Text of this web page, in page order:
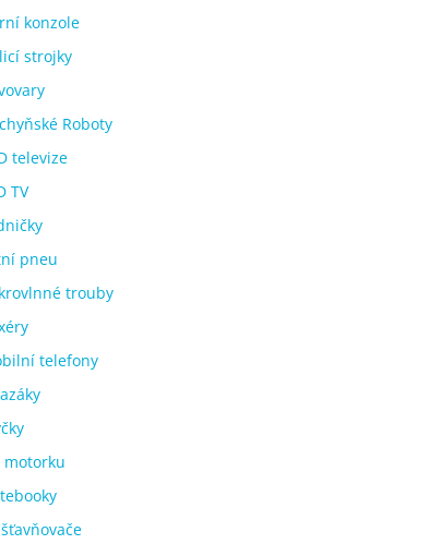
konzole
strojky
Roboty
televize
TV
pneu
trouby
telefony
motorku